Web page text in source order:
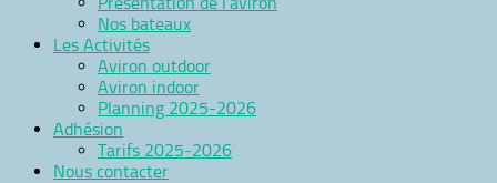
Nos bateaux
Les Activités
Aviron outdoor
Aviron indoor
Planning 2025-2026
Adhésion
Tarifs 2025-2026
Nous contacter